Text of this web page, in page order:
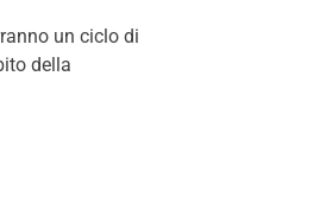
un ciclo di
della